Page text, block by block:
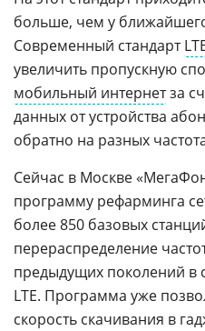
больше, чем у
Современный стандарт
увеличить пропускную
мобильный интернетза
данных от устройства
обратно на разных
Сейчас в Москве
программу рефарминга
более 850 базовых
перераспределение
предыдущих поколений в
LTE. Программа уже
скорость скачивания в